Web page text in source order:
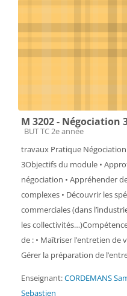
M 3202 - Négociation
Catégorie de cours
BUT TC 2e année
travaux Pratique Négociation
3Objectifs du module •
négociation • Appréhender
complexes • Découvrir les
commerciales (dans
les
de : • Maîtriser l’entretien
Gérer la préparation de
Enseignant:CORDEMANS
Sebastien